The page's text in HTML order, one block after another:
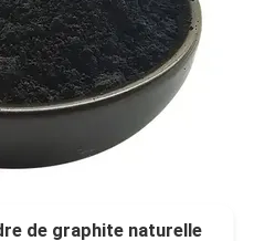
de graphite naturelle